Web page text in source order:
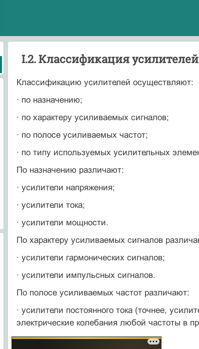
I.2. Классификация
Классификацию усилителей осуществляют:
· по назначению;
· по характеру усиливаемых сигналов;
· по полосе усиливаемых частот;
· по типу используемых усилительных
По назначению различают:
· усилители напряжения;
· усилители тока;
· усилители мощности.
По характеру усиливаемых сигналов
· усилители гармонических сигналов;
· усилители импульсных сигналов.
По полосе усиливаемых частот различают:
· усилители постоянного тока (точнее,
электрические колебания любой частоты в